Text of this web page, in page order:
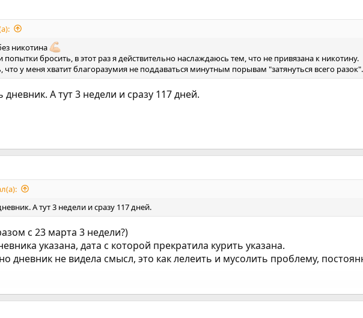
никотина
попытки бросить, в этот раз я действительно наслаждаюсь тем, что не привязана к никотину.
у меня хватит благоразумия не поддаваться минутным порывам "затянуться всего разок".
А тут 3 недели и сразу 117 дней.
А тут 3 недели и сразу 117 дней.
с 23 марта 3 недели?)
указана, дата с которой прекратила курить указана.
дневник не видела смысл, это как лелеить и мусолить проблему,